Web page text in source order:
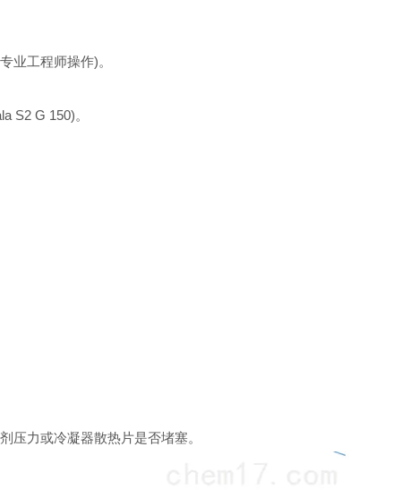
工程师操作)。
G 150)。
力或冷凝器散热片是否堵塞。